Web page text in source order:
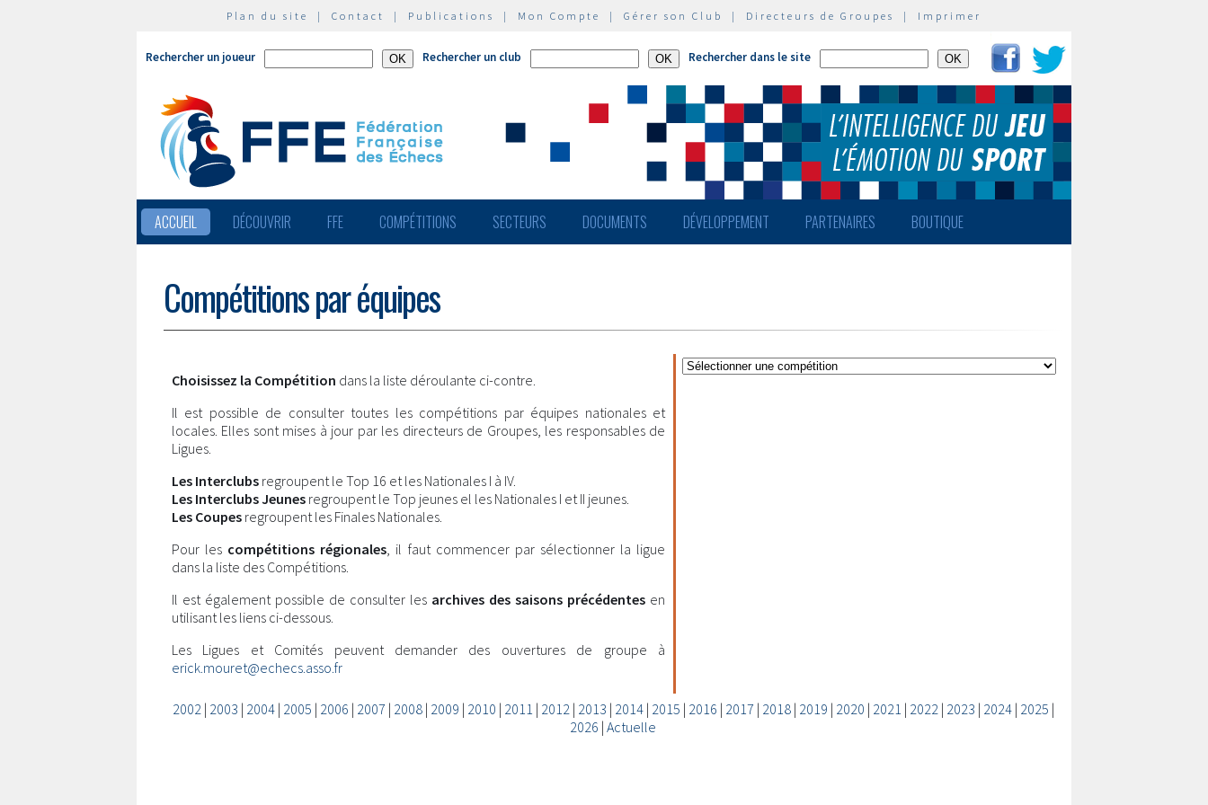
Plan du site | Contact | Publications | Mon Compte | Gérer son Club | Directeurs de Groupes | Imprimer
Rechercher un joueur Rechercher un club Rechercher dans le site
ACCUEIL DÉCOUVRIR FFE COMPÉTITIONS SECTEURS DOCUMENTS DÉVELOPPEMENT PARTENAIRES BOUTIQUE
Compétitions par équipes
Choisissez la Compétition dans la liste déroulante ci-contre.
Il est possible de consulter toutes les compétitions par équipes nationales et
locales. Elles sont mises à jour par les directeurs de Groupes, les responsables de
Ligues.
Les Interclubs regroupent le Top 16 et les Nationales I à IV.
Les Interclubs Jeunes regroupent le Top jeunes el les Nationales I et II jeunes.
Les Coupes regroupent les Finales Nationales.
Pour les compétitions régionales, il faut commencer par sélectionner la ligue
dans la liste des Compétitions.
Il est également possible de consulter les archives des saisons précédentes en
utilisant les liens ci-dessous.
Les Ligues et Comités peuvent demander des ouvertures de groupe à
erick.mouret@echecs.asso.fr
2002| 2003 | 2004| 2005 | 2006 | 2007 | 2008| 2009 | 2010 | 2011 | 2012| 2013 | 2014| 2015 | 2016 | 2017 | 2018| 2019 | 2020 | 2021 | 2022| 2023 | 2024| 2025 |
2026 | Actuelle